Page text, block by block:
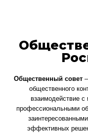
Общественный совет—
общественного
взаимодействие
профессиональными
эффективных